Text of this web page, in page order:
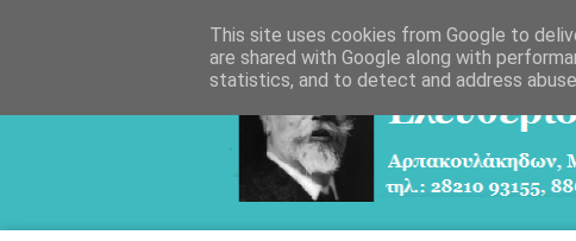
This site uses cookies from Google to
are shared with Google along with
statistics, and to detect and address